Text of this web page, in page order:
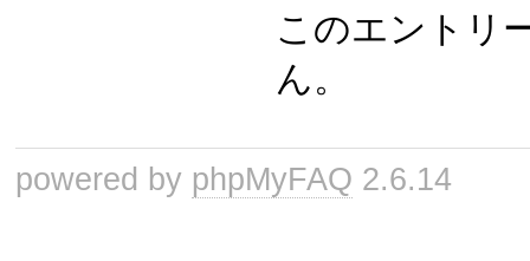
このエントリ
ん。
powered by phpMyFAQ 2.6.14